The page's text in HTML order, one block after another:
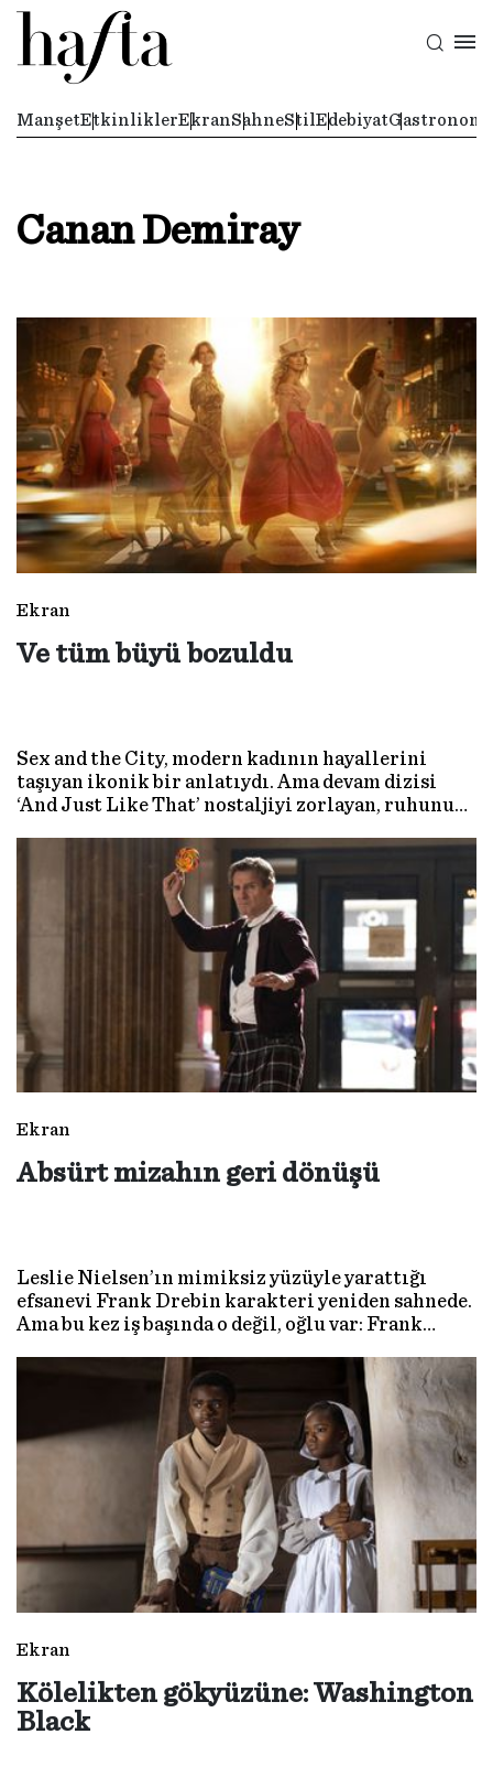
ManşetEtkinliklerEkranSahneStil EdebiyatGastronomi
Canan Demiray
Ekran
Ve tüm büyü bozuldu
Sex and the City, modern kadının hayallerini
taşıyan ikonik bir anlatıydı. Ama devam dizisi
‘And Just Like That’ nostaljiyi zorlayan, ruhunu
işin gerçeği şu: Ne Carrie aynı Carrie, ne biz aynı
Ekran
Absürt mizahın geri dönüşü
Leslie Nielsen’ın mimiksiz yüzüyle yarattığı
efsanevi Frank Drebin karakteri yeniden sahnede.
Ama bu kez iş başında o değil, oğlu var: Frank
türünün mihenk taşlarından ‘The Naked Gun’, 31
yıl aradan sonra beyaz perdede.
Ekran
Kölelikten gökyüzüne: Washington
Black